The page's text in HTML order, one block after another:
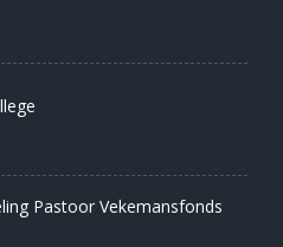
Pastoor Vekemansfonds